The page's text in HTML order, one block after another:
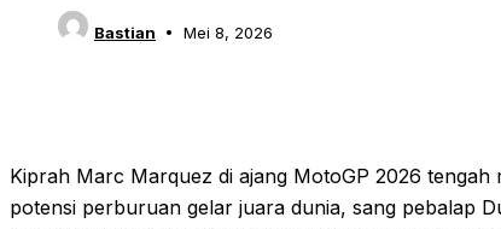
Bastian Mei 8, 2026
Kiprah Marc Marquez di ajang MotoGP 2026
potensi perburuan gelar juara dunia, sang pebalap